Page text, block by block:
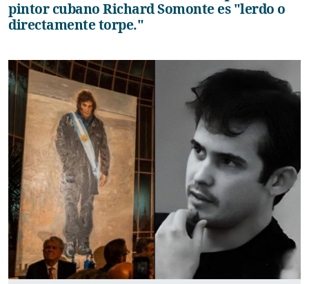
pintor cubano Richard Somonte es "lerdo o
directamente torpe."